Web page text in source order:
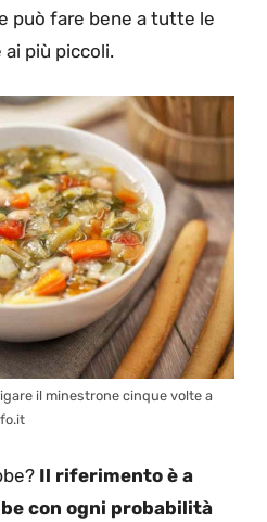
può fare bene a tutte le
ai più piccoli.
il minestrone cinque volte a
Il riferimento è a
con ogni probabilità